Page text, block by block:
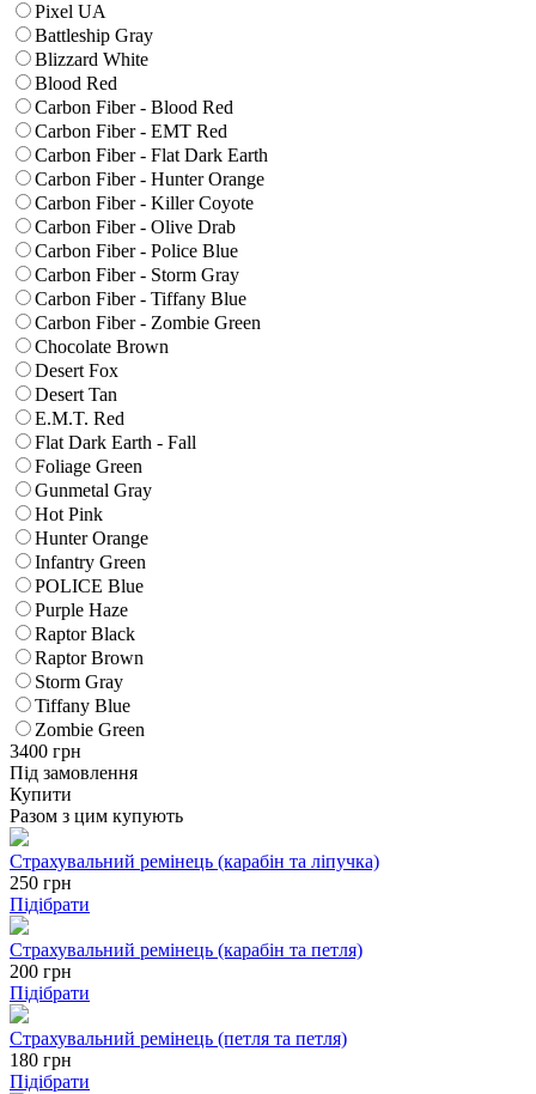
Pixel UA
Battleship Gray
Blizzard White
Blood Red
Carbon Fiber - Blood Red
Carbon Fiber - EMT Red
Carbon Fiber - Flat Dark Earth
Carbon Fiber - Hunter Orange
Carbon Fiber - Killer Coyote
Carbon Fiber - Olive Drab
Carbon Fiber - Police Blue
Carbon Fiber - Storm Gray
Carbon Fiber - Tiffany Blue
Carbon Fiber - Zombie Green
Chocolate Brown
Desert Fox
Desert Tan
E.M.T. Red
Flat Dark Earth - Fall
Foliage Green
Gunmetal Gray
Hot Pink
Hunter Orange
Infantry Green
POLICE Blue
Purple Haze
Raptor Black
Raptor Brown
Storm Gray
Tiffany Blue
Zombie Green
3400 грн
Під замовлення
Купити
Разом з цим купують
Страхувальний ремінець (карабін та ліпучка)
250 грн
Підібрати
Страхувальний ремінець (карабін та петля)
200 грн
Підібрати
Страхувальний ремінець (петля та петля)
180 грн
Підібрати